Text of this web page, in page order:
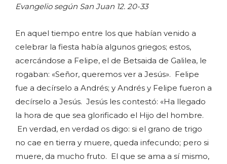
Evangelio según San Juan 12. 20-33
En aquel tiempo entre los que habían venido a
celebrar la fiesta había algunos griegos; estos,
acercándose a Felipe, el de Betsaida de Galilea, le
rogaban: «Señor, queremos ver a Jesús». Felipe
fue a decírselo a Andrés; y Andrés y Felipe fueron a
decírselo a Jesús. Jesús les contestó: «Ha llegado
la hora de que sea glorificado el Hijo del hombre.
En verdad, en verdad os digo: si el grano de trigo
no cae en tierra y muere, queda infecundo; pero si
muere, da mucho fruto. El que se ama a sí mismo,